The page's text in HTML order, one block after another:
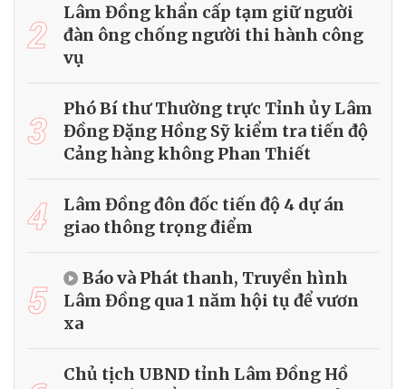
2
Lâm Đồng khẩn cấp tạm giữ người
đàn ông chống người thi hành công
vụ
3
Phó Bí thư Thường trực Tỉnh ủy Lâm
Đồng Đặng Hồng Sỹ kiểm tra tiến độ
Cảng hàng không Phan Thiết
4
Lâm Đồng đôn đốc tiến độ 4 dự án
giao thông trọng điểm
5
Báo và Phát thanh, Truyền hình
Lâm Đồng qua 1 năm hội tụ để vươn
xa
Chủ tịch UBND tỉnh Lâm Đồng Hồ